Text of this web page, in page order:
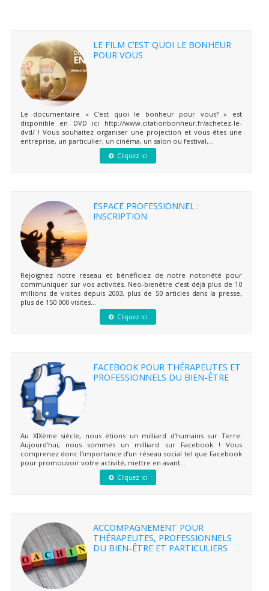
LE FILM C’EST QUOI LE BONHEUR
POUR VOUS
Le documentaire « C’est quoi le bonheur pour vous? » est
disponible en DVD ici http://www.citationbonheur.fr/achetez-le-
dvd/ ! Vous souhaitez organiser une projection et vous êtes une
entreprise, un particulier, un cinéma, un salon ou festival,...
Cliquez ici
ESPACE PROFESSIONNEL :
INSCRIPTION
Rejoignez notre réseau et bénéficiez de notre notoriété pour
communiquer sur vos activités. Neo-bienêtre c’est déjà plus de 10
millions de visites depuis 2003, plus de 50 articles dans la presse,
plus de 150 000 visites...
Cliquez ici
FACEBOOK POUR THÉRAPEUTES ET
PROFESSIONNELS DU BIEN-ÊTRE
Au XIXème siècle, nous étions un milliard d’humains sur Terre.
Aujourd’hui, nous sommes un milliard sur Facebook ! Vous
comprenez donc l’importance d’un réseau social tel que Facebook
pour promouvoir votre activité, mettre en avant...
Cliquez ici
ACCOMPAGNEMENT POUR
THÉRAPEUTES, PROFESSIONNELS
DU BIEN-ÊTRE ET PARTICULIERS